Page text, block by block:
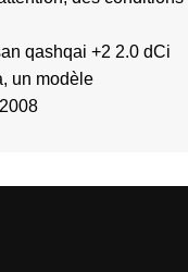
qashqai +2 2.0 dCi
un modèle